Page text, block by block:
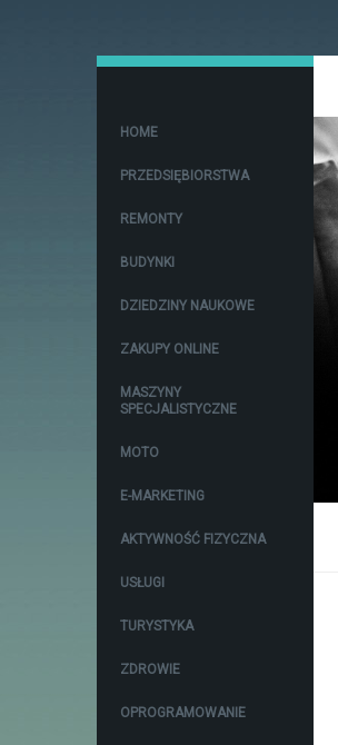
HOME
PRZEDSIĘBIORSTWA
REMONTY
BUDYNKI
DZIEDZINY NAUKOWE
ZAKUPY ONLINE
MASZYNY
SPECJALISTYCZNE
MOTO
E-MARKETING
AKTYWNOŚĆ FIZYCZNA
USŁUGI
TURYSTYKA
ZDROWIE
OPROGRAMOWANIE